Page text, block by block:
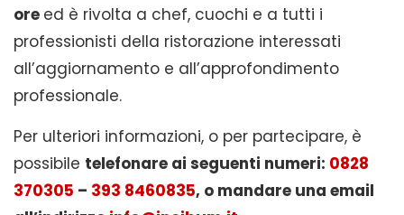
ore ed è rivolta a chef, cuochi e a tutti i
professionisti della ristorazione interessati
all’aggiornamento e all’approfondimento
professionale.
Per ulteriori informazioni, o per partecipare, è
possibile telefonare ai seguenti numeri: 0828
370305 – 393 8460835, o mandare una email